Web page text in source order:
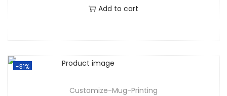
Add to cart
-31%
Customize-Mug-Printing